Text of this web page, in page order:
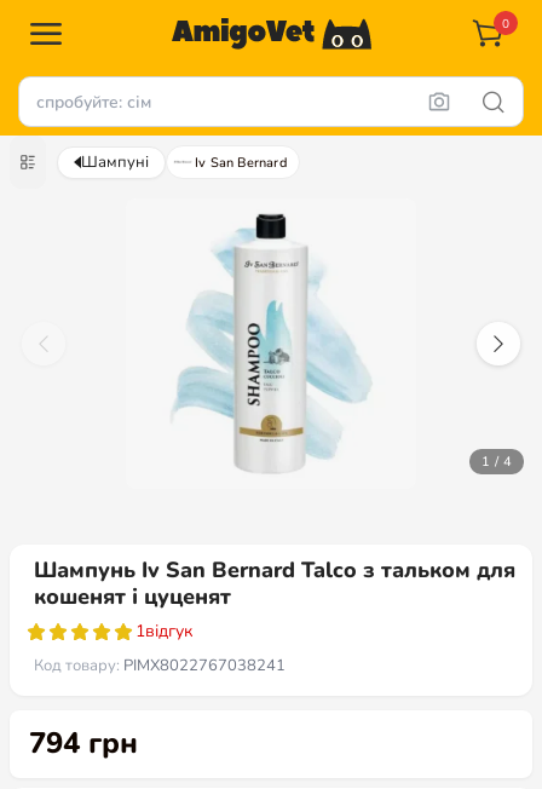
0
Шампуні Iv San Bernard
1 / 4
Шампунь Iv San Bernard Talco з тальком для
кошенят і цуценят
1відгук
Код товару: PIMX8022767038241
794 грн